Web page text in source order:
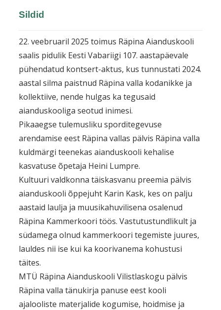
Sildid
22. veebruaril 2025 toimus Räpina Aianduskooli
saalis pidulik Eesti Vabariigi 107. aastapäevale
pühendatud kontsert-aktus, kus tunnustati 2024.
aastal silma paistnud Räpina valla kodanikke ja
kollektiive, nende hulgas ka tegusaid
aianduskooliga seotud inimesi.
Pikaaegse tulemusliku sporditegevuse
arendamise eest Räpina vallas pälvis Räpina valla
kuldmärgi teenekas aianduskooli kehalise
kasvatuse õpetaja Heini Lumpre.
Kultuuri valdkonna täiskasvanu preemia pälvis
aianduskooli õppejuht Karin Kask, kes on palju
aastaid laulja ja muusikahuvilisena osalenud
Räpina Kammerkoori töös. Vastutustundlikult ja
südamega olnud kammerkoori tegemiste juures,
lauldes nii ise kui ka koorivanema kohustusi
täites.
MTÜ Räpina Aianduskooli Vilistlaskogu pälvis
Räpina valla tänukirja panuse eest kooli
ajalooliste materjalide kogumise, hoidmise ja